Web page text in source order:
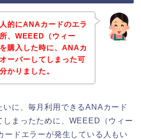
的にANAカードのエラ
、WEEED（ウィー
購入した時に、ANAカ
ーバーしてしまった可
かりました。
いに、毎月利用できるANAカード
しまったために、WEEED（ウィー
ードエラーが発生している人もい